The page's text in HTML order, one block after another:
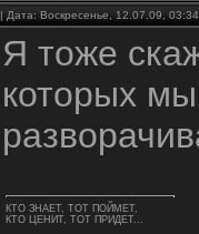
| Дата: Воскресенье, 12.07.09,
Я тоже
которых
КТО ЗНАЕТ, ТОТ ПОЙМЕТ,
КТО ЦЕНИТ, ТОТ ПРИДЕТ...